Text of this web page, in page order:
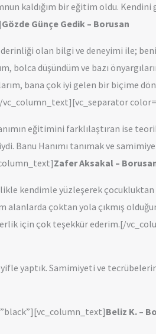
kaldığım bir eğitim oldu.
Gözde Günçe Gedik – Borusan
olan bilgi ve deneyimi ile;
bolca düşündüm ve bazı
bana çok iyi gelen bir biçime
vc_column_text][vc_separator
eğitimini farklılaştıran ise
Banu Hanımı tanımak ve
Zafer Aksakal –
kendimle yüzleşerek
çoktan yola çıkmış
için çok teşekkür ederim.[/
yaptık. Samimiyeti ve
Beliz K. –